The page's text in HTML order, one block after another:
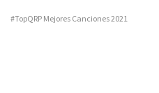
#TopQRP Mejores Canciones 2021